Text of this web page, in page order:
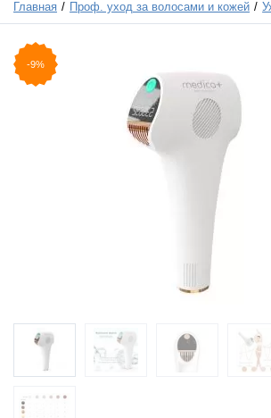
Главная Проф. уход за волосами и кожей
-9%